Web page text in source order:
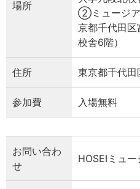
場所
②ミュージア
京都千代田
校舎6階）
住所 東京都千代田
参加費 入場無料
お問い合わ
せ
HOSEIミュー